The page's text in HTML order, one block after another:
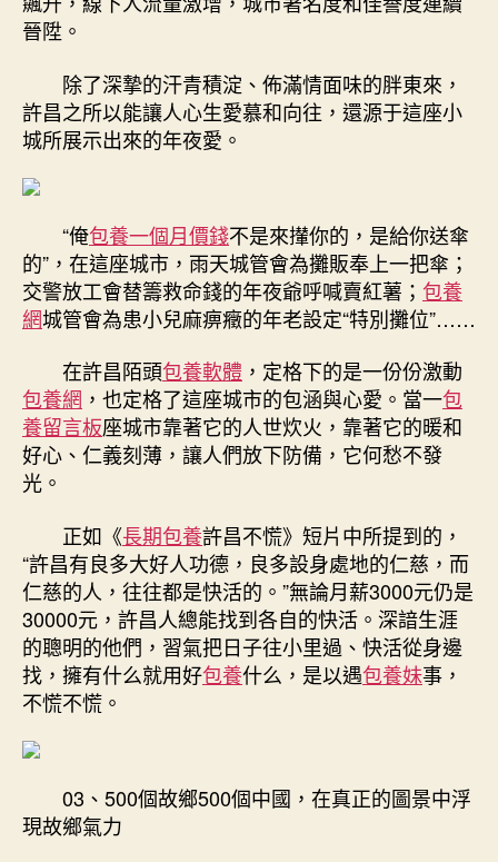
晉陞。
除了深摯的汗青積淀、佈滿情面味的胖東來，
許昌之所以能讓人心生愛慕和向往，還源于這座小
城所展示出來的年夜愛。
“俺包養一個月價錢不是來攆你的，是給你送傘
的”，在這座城市，雨天城管會為攤販奉上一把傘；
交警放工會替籌救命錢的年夜爺呼喊賣紅薯； 包養
網城管會為患小兒麻痹癥的年老設定“特別攤位”……
在許昌陌頭包養軟體 ，定格下的是一份份激動
包養網 ，也定格了這座城市的包涵與心愛。當一包
養留言板座城市靠著它的人世炊火，靠著它的暖和
好心、仁義刻薄，讓人們放下防備，它何愁不發
光。
正如《長期包養許昌不慌》短片中所提到的，
“許昌有良多大好人功德，良多設身處地的仁慈，而
仁慈的人，往往都是快活的。”無論月薪3000元仍是
30000元，許昌人總能找到各自的快活。深諳生涯
的聰明的他們，習氣把日子往小里過、快活從身邊
找，擁有什么就用好包養什么，是以遇包養妹事，
不慌不慌。
03、500個故鄉500個中國，在真正的圖景中浮
現故鄉氣力